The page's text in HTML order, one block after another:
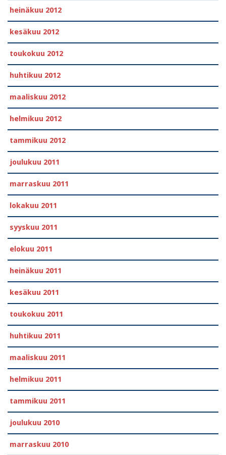
heinäkuu 2012
kesäkuu 2012
toukokuu 2012
huhtikuu 2012
maaliskuu 2012
helmikuu 2012
tammikuu 2012
joulukuu 2011
marraskuu 2011
lokakuu 2011
syyskuu 2011
elokuu 2011
heinäkuu 2011
kesäkuu 2011
toukokuu 2011
huhtikuu 2011
maaliskuu 2011
helmikuu 2011
tammikuu 2011
joulukuu 2010
marraskuu 2010